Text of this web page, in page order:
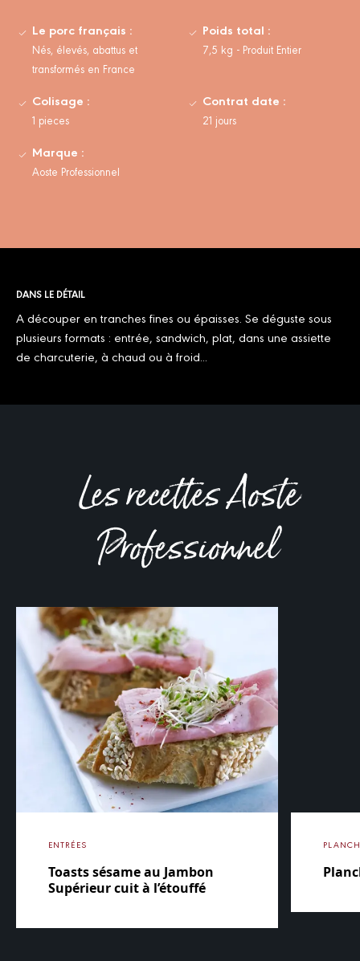
Le porc français :
Nés, élevés, abattus et
transformés en France
Poids total :
7,5 kg - Produit Entier
Colisage :
1 pieces
Contrat date :
21 jours
Marque :
Aoste Professionnel
DANS LE DÉTAIL
A découper en tranches fines ou épaisses. Se déguste sous
plusieurs formats : entrée, sandwich, plat, dans une assiette
de charcuterie, à chaud ou à froid...
Les recettes Aoste
Professionnel
ENTRÉES
Toasts sésame au Jambon
Supérieur cuit à l’étouffé